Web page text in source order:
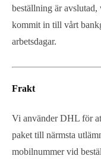
beställning är
kommit in till vårt
arbetsdagar.
Frakt
Vi använder DHL för
paket till närmsta
mobilnummer vid